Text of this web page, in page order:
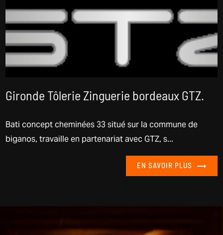
Gironde Tôlerie Zinguerie bordeaux GTZ.
Bati concept cheminées 33 situé sur la commune de
biganos, travaille en partenariat avec GTZ, s...
EN SAVOIR PLUS